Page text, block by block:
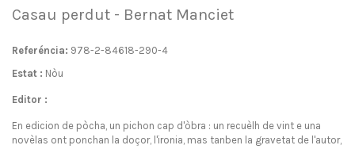
Casau perdut - Bernat Manciet
Referéncia: 978-2-84618-290-4
Estat : Nòu
Editor :
En edicion de pòcha, un pichon cap d'òbra : un recuèlh de vint e una
novèlas ont ponchan la doçor, l'ironia, mas tanben la gravetat de l'autor,